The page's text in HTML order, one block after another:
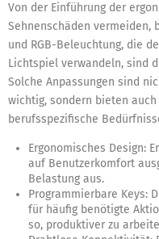
Von der Einführung der
Sehnenschäden vermeiden,
und RGB-Beleuchtung, die
Lichtspiel verwandeln, sind
Solche Anpassungen sind
wichtig, sondern bieten
berufsspezifische
Ergonomisches Design:
auf Benutzerkomfort
Belastung aus.
Programmierbare Keys:
für häufig benötigte
so, produktiver zu